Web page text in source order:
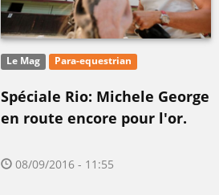
Le Mag Para-equestrian
Spéciale Rio: Michele George
en route encore pour l'or.
08/09/2016 - 11:55